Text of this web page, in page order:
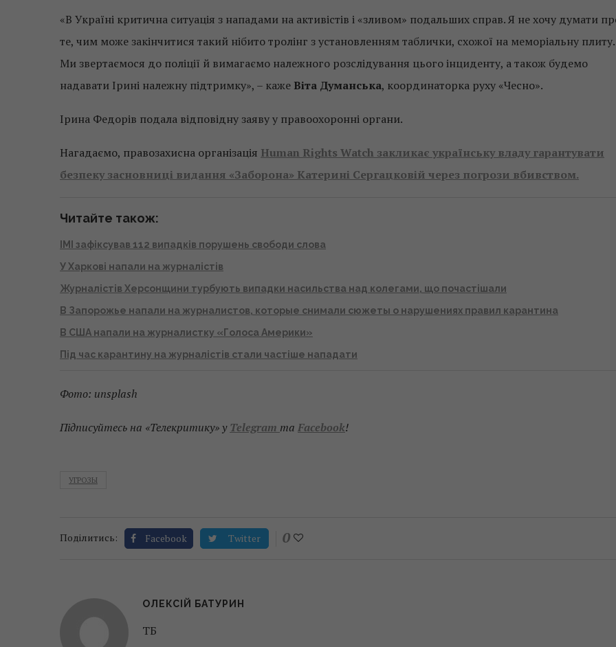
«В Україні критична ситуація з нападами на активістів і «зливом» подальших справ. Я не хочу думати
те, чим може закінчитися такий нібито тролінг з установленням таблички, схожої на меморіальну плиту.
Ми звертаємося до поліції й вимагаємо належного розслідування цього інциденту, а також будемо
надавати Ірині належну підтримку», – каже Віта Думанська, координаторка руху «Чесно».
Ірина Федорів подала відповідну заяву у правоохоронні органи.
Нагадаємо, правозахисна організація Human Rights Watch закликає українську владу гарантувати
безпеку засновниці видання «Заборона» Катерині Сергацковій через погрози вбивством.
Читайте також:
ІМІ зафіксував 112 випадків порушень свободи слова
У Харкові напали на журналістів
Журналістів Херсонщини турбують випадки насильства над колегами, що почастішали
В Запорожье напали на журналистов, которые снимали сюжеты о нарушениях правил карантина
В США напали на журналистку «Голоса Америки»
Під час карантину на журналістів стали частіше нападати
Фото: unsplash
Підписуйтесь на «Телекритику» у Telegram та Facebook!
УГРОЗЫ
Поділитись: Facebook Twitter 0
ОЛЕКСІЙ БАТУРИН
ТБ